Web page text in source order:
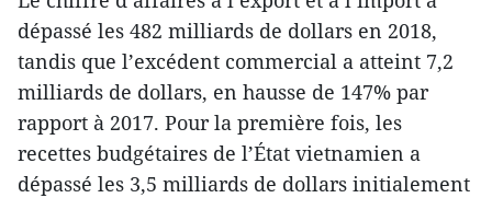
dépassé les 482 milliards de dollars en 2018,
tandis que l’excédent commercial a atteint 7,2
milliards de dollars, en hausse de 147% par
rapport à 2017. Pour la première fois, les
recettes budgétaires de l’État vietnamien a
dépassé les 3,5 milliards de dollars initialement